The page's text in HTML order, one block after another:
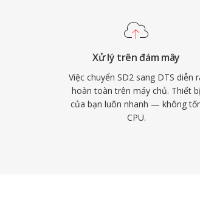
Với bất kỳ ai làm
tiện vật lý hoặc phát
đã được chứng
Xử lý trên đám mây
Việc chuyển SD2 sang DTS diễn
hoàn toàn trên máy chủ. Thiết bị
của bạn luôn nhanh — không
CPU.